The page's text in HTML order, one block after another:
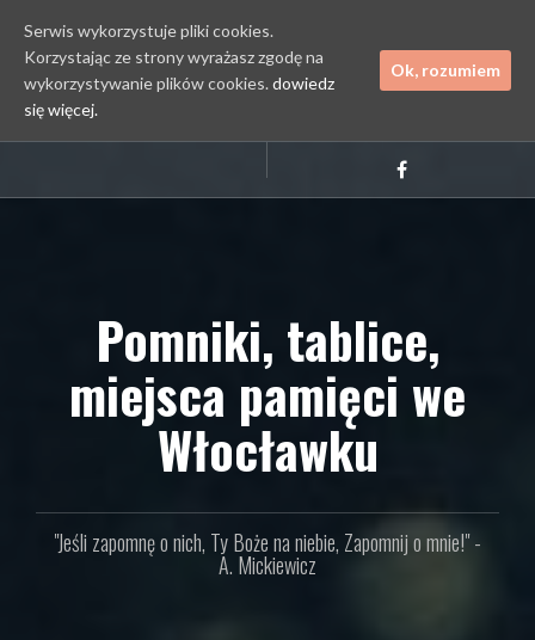
treści
Facebook
Pomniki, tablice,
miejsca pamięci we
Włocławku
"Jeśli zapomnę o nich, Ty Boże na niebie, Zapomnij o mnie!" -
A. Mickiewicz
Serwis wykorzystuje pliki cookies.
Korzystając ze strony wyrażasz zgodę na
wykorzystywanie plików cookies. dowiedz
się więcej.
Ok, rozumiem